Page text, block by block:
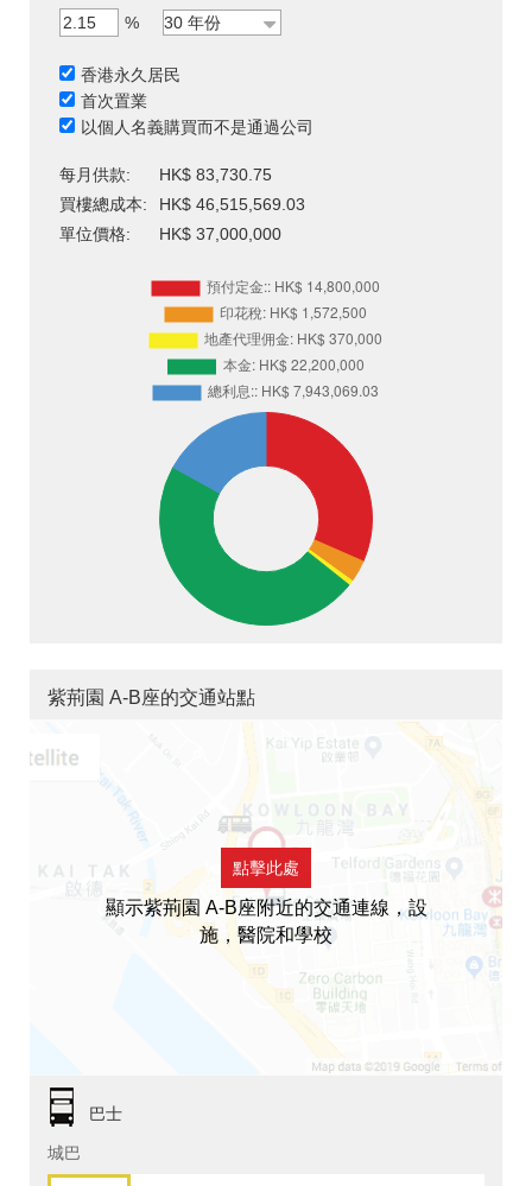
%
香港永久居民
首次置業
以個人名義購買而不是通過公司
每月供款:
HK$ 83,730.75
買樓總成本:
HK$ 46,515,569.03
單位價格:
HK$ 37,000,000
紫荊園 A-B座的交通站點
點擊此處
顯示紫荊園 A-B座附近的交通連線，設
施，醫院和學校
巴士
城巴